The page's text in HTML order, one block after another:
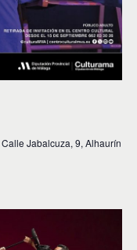
s
Calle Jabalcuza, 9, Alhaurín